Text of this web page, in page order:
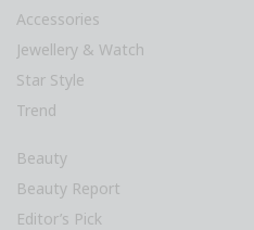
Accessories
Jewellery & Watch
Star Style
Trend
Beauty
Beauty Report
Editor’s Pick